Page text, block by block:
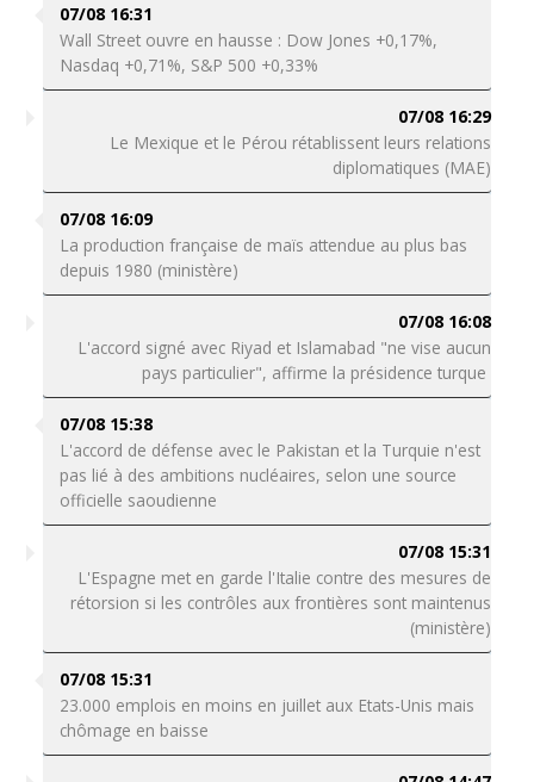
07/08 16:31
Wall Street ouvre en hausse : Dow Jones +0,17%,
Nasdaq +0,71%, S&P 500 +0,33%
07/08 16:29
Le Mexique et le Pérou rétablissent leurs relations
diplomatiques (MAE)
07/08 16:09
La production française de maïs attendue au plus bas
depuis 1980 (ministère)
07/08 16:08
L'accord signé avec Riyad et Islamabad "ne vise aucun
pays particulier", affirme la présidence turque
07/08 15:38
L'accord de défense avec le Pakistan et la Turquie n'est
pas lié à des ambitions nucléaires, selon une source
officielle saoudienne
07/08 15:31
L'Espagne met en garde l'Italie contre des mesures de
rétorsion si les contrôles aux frontières sont maintenus
(ministère)
07/08 15:31
23.000 emplois en moins en juillet aux Etats-Unis mais
chômage en baisse